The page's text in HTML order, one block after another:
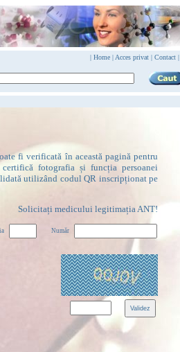
| Home | Acces privat | Contact |
fi verificată în această pagină pentru
fotografia și funcția persoanei
utilizând codul QR inscripționat pe
Solicitați medicului legitimația ANT!
Număr